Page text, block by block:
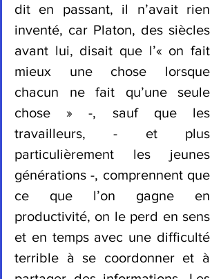
dit en passant, il n’avait rien
inventé, car Platon, des siècles
avant lui, disait que l’« on fait
mieux une chose lorsque
chacun ne fait qu’une seule
chose » -, sauf que les
travailleurs, - et plus
particulièrement les jeunes
générations -, comprennent que
ce que l’on gagne en
productivité, on le perd en sens
et en temps avec une difficulté
terrible à se coordonner et à